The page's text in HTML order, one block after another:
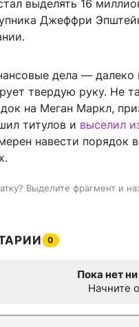
выделять 16
Джеффри
дела — далеко
твердую руку. Не
на Меган Маркл,
титулов и выселил
навести
Выделите фрагмент и
0
Пока нет
Начните